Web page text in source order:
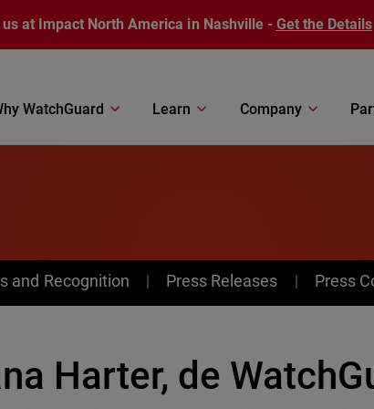
at Impact North America in Nashville - Get the Details
WatchGuard Learn Company
and Recognition Press Releases Press
Harter, de